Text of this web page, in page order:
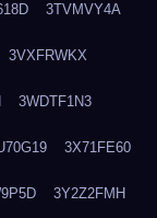
3TVMVY4A
3VXFRWKX
3WDTF1N3
3X71FE60
3Y2Z2FMH